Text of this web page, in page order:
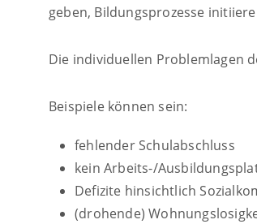
geben, Bildungsprozesse
Die individuellen Problemlagen
Beispiele können sein:
fehlender Schulabschluss
kein Arbeits-/
Defizite hinsichtlich
(drohende)